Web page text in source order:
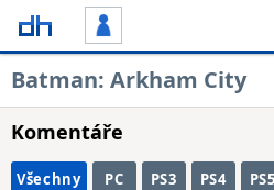
Batman: Arkham City
Komentáře
Všechny PC PS3 PS4 PS5